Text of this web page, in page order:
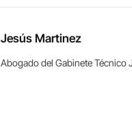
Jesús Martinez
Abogado del Gabinete Técnico